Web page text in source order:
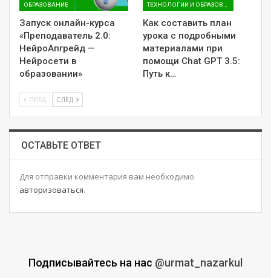
ОБРАЗОВАНИЕ
Запуск онлайн-курса
«Преподаватель 2.0:
НейроАпгрейд —
Нейросети в
образовании»
Как составить план
урока с подробными
материалами при
помощи Chat GPT 3.5:
Путь к…
ПРЕД СЛЕД
ОСТАВЬТЕ ОТВЕТ
Для отправки комментария вам необходимо
авторизоваться.
Подписывайтесь на нас @urmat_nazarkul